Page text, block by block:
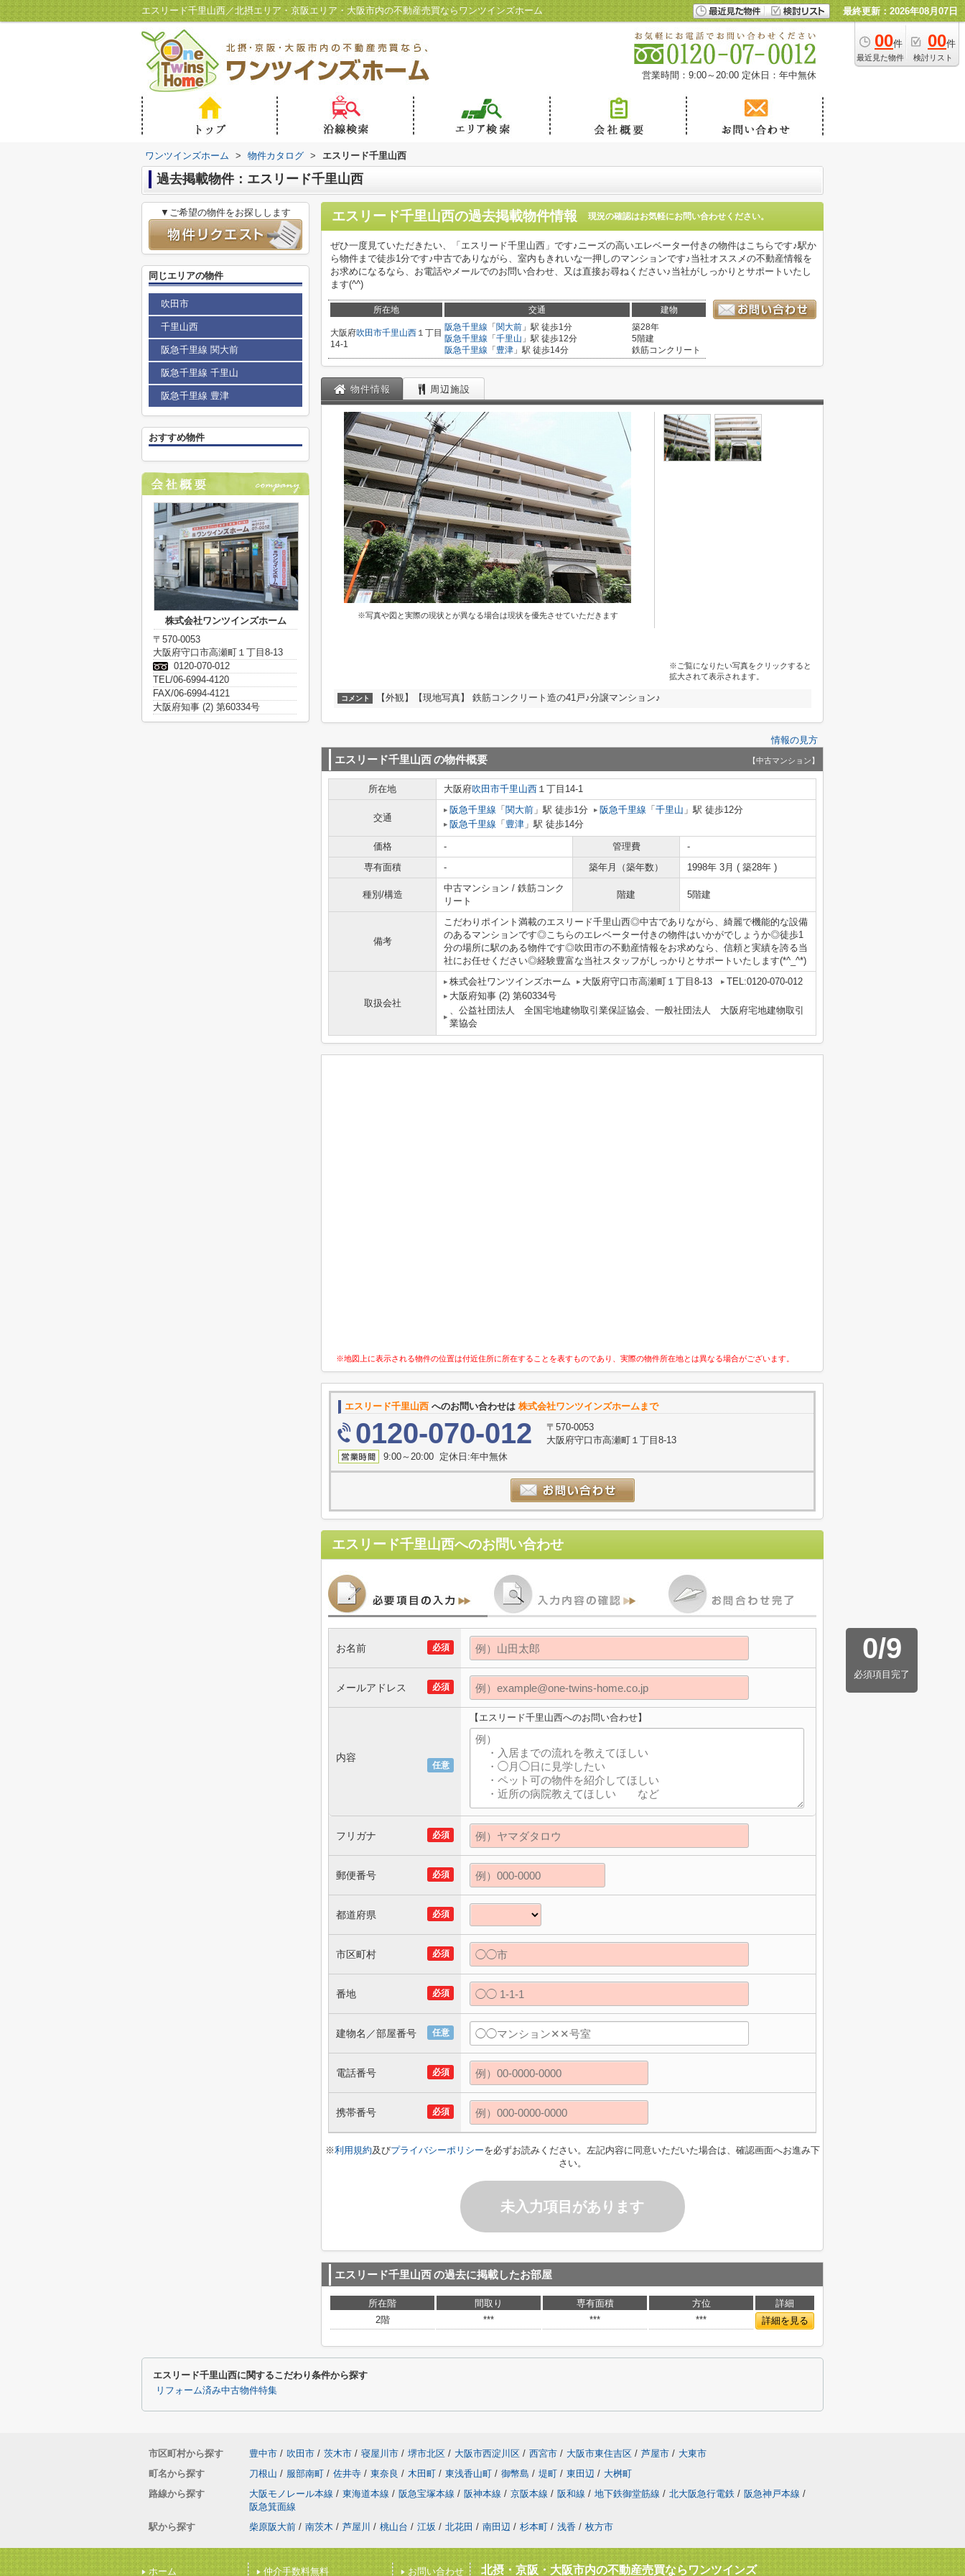
エスリード千里山西／北摂エリア・京阪エリア・大阪市内の不動産売買ならワンツインズホーム 最終更新：2026年08月07日
00件
最近見た物件
00件
検討リスト
営業時間：9:00～20:00 定休日：年中無休
ワンツインズホーム > 物件カタログ > エスリード千里山西
過去掲載物件：エスリード千里山西
エスリード千里山西の過去掲載物件情報 現況の確認はお気軽にお問い合わせください。
ぜひ一度見ていただきたい、「エスリード千里山西」です♪ニーズの高いエレベーター付きの物件はこちらです♪駅か
ら物件まで徒歩1分です♪中古でありながら、室内もきれいな一押しのマンションです♪当社オススメの不動産情報を
お求めになるなら、お電話やメールでのお問い合わせ、又は直接お尋ねください♪当社がしっかりとサポートいたし
ます(^^)
所在地 交通 建物
大阪府吹田市千里山西 １丁目
14-1
阪急千里線 「 関大前 」駅 徒歩1分
阪急千里線 「 千里山 」駅 徒歩12分
阪急千里線 「 豊津 」駅 徒歩14分
築28年
5階建
鉄筋コンクリート
物件情報 周辺施設
※写真や図と実際の現状とが異なる場合は現状を優先させていただきます
※ご覧になりたい写真をクリックすると
拡大されて表示されます。
コメント 【外観】【現地写真】 鉄筋コンクリート造の41戸♪分譲マンション♪
情報の見方
エスリード千里山西の物件概要 【中古マンション】
所在地 大阪府吹田市千里山西 １丁目14-1
交通
阪急千里線 「 関大前 」駅 徒歩1分 阪急千里線 「 千里山 」駅 徒歩12分
阪急千里線 「 豊津 」駅 徒歩14分
価格 - 管理費
-
専有面積
- 築年月（築年数） 1998年 3月 ( 築28年 )
種別/構造
中古マンション / 鉄筋コンク
リート
階建 5階建
備考
こだわりポイント満載のエスリード千里山西◎中古でありながら、綺麗で機能的な設備
のあるマンションです◎こちらのエレベーター付きの物件はいかがでしょうか◎徒歩1
分の場所に駅のある物件です◎吹田市の不動産情報をお求めなら、信頼と実績を誇る当
社にお任せください◎経験豊富な当社スタッフがしっかりとサポートいたします(*^_^*)
取扱会社
株式会社ワンツインズホーム 大阪府守口市高瀬町１丁目8-13
TEL:0120-070-012
大阪府知事 (2) 第60334号
、公益社団法人 全国宅地建物取引業保証協会、一般社団法人 大阪府宅地建物取引
業協会
※地図上に表示される物件の位置は付近住所に所在することを表すものであり、実際の物件所在地とは異なる場合がございます。
エスリード千里山西 へのお問い合わせは 株式会社ワンツインズホームまで
0120-070-012
〒570-0053
大阪府守口市高瀬町１丁目8-13
9:00～20:00 定休日:年中無休
エスリード千里山西へのお問い合わせ
0/9
必須項目完了
必須
お名前
必須
メールアドレス
任意
内容
【エスリード千里山西へのお問い合わせ】
必須
フリガナ
必須
郵便番号
必須
都道府県
必須
市区町村
必須
番地
任意
建物名／部屋番号
必須
電話番号
必須
携帯番号
※利用規約及びプライバシーポリシーを必ずお読みください。左記内容に同意いただいた場合は、確認画面へお進み下
さい。
未入力項目があります
エスリード千里山西の過去に掲載したお部屋
所在階 間取り 専有面積 方位
詳細
2階
*** *** *** 詳細を見る
▼ご希望の物件をお探しします
同じエリアの物件
吹田市
千里山西
阪急千里線 関大前
阪急千里線 千里山
阪急千里線 豊津
おすすめ物件
株式会社ワンツインズホーム
〒570-0053
大阪府守口市高瀬町１丁目8-13
0120-070-012
TEL/06-6994-4120
FAX/06-6994-4121
大阪府知事 (2) 第60334号
エスリード千里山西に関するこだわり条件から探す
リフォーム済み中古物件特集
市区町村から探す 豊中市 / 吹田市 / 茨木市 / 寝屋川市 / 堺市北区 / 大阪市西淀川区 / 西宮市 / 大阪市東住吉区 / 芦屋市 / 大東市
町名から探す
刀根山 / 服部南町 / 佐井寺 / 東奈良 / 木田町 / 東浅香山町 / 御幣島 / 堤町 / 東田辺 / 大桝町
路線から探す
大阪モノレール本線 / 東海道本線 / 阪急宝塚本線 / 阪神本線 / 京阪本線 / 阪和線 / 地下鉄御堂筋線 / 北大阪急行電鉄 / 阪急神戸本線 /
阪急箕面線
駅から探す
柴原阪大前 / 南茨木 / 芦屋川 / 桃山台 / 江坂 / 北花田 / 南田辺 / 杉本町 / 浅香 / 枚方市
ホーム 仲介手数料無料 お問い合わせ 北摂・京阪・大阪市内の不動産売買ならワンツインズ